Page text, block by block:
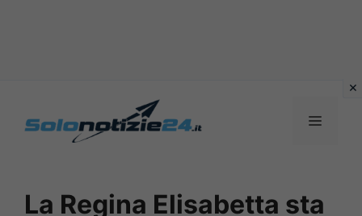
MENU
La Regina Elisabetta sta